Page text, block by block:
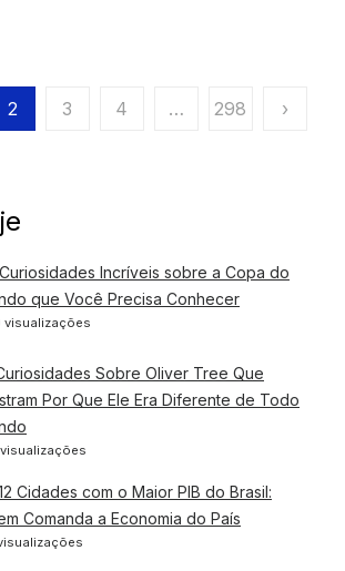
2 3 4 … 298 ›
Incríveis sobre a Copa do
que Você Precisa Conhecer
visualizações
Sobre Oliver Tree Que
Por Que Ele Era Diferente de Todo
visualizações
Cidades com o Maior PIB do Brasil:
Comanda a Economia do País